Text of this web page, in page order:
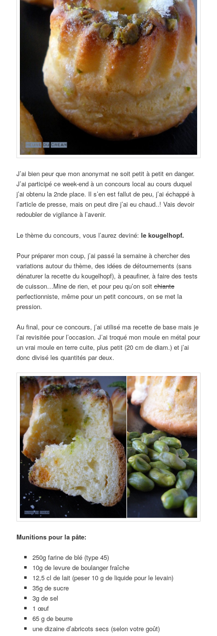
J’ai bien peur que mon anonymat ne soit petit à petit en danger.
J’ai participé ce week-end à un concours local au cours duquel
j’ai obtenu la 2nde place. Il s’en est fallut de peu, j’ai échappé à
l’article de presse, mais on peut dire j’ai eu chaud..! Vais devoir
redoubler de vigilance à l’avenir.
Le thème du concours, vous l’aurez deviné:le kougelhopf.
Pour préparer mon coup, j’ai passé la semaine à chercher des
variations autour du thème, des idées de détournements (sans
dénaturer la recette du kougelhopf), à peaufiner, à faire des tests
de cuisson…Mine de rien, et pour peu qu’on soitchiante
perfectionniste, même pour un petit concours, on se met la
pression.
Au final, pour ce concours, j’ai utilisé ma recette de base mais je
l’ai revisitée pour l’occasion. J’ai troqué mon moule en métal pour
un vrai moule en terre cuite, plus petit (20 cm de diam.) et j’ai
donc divisé les quantités par deux.
Munitions pour la pâte:
250g farine de blé (type 45)
10g de levure de boulanger fraîche
12,5 cl de lait (peser 10 g de liquide pour le levain)
35g de sucre
3g de sel
1 œuf
65 g de beurre
une dizaine d’abricots secs (selon votre goût)